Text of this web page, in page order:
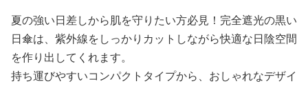
夏の強い日差しから肌を守りたい方必見！完全遮光の黒い
日傘は、紫外線をしっかりカットしながら快適な日陰空間
を作り出してくれます。
持ち運びやすいコンパクトタイプから、おしゃれなデザイ